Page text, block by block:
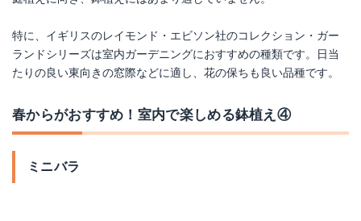
特に、イギリスのレイモンド・エビソン社のコレクション・ガー
ランドシリーズは室内ガーデニングにおすすめの種類です。日当
たりの良い東向きの窓際などに適し、花の保ちも良い品種です。
春からがおすすめ！室内で楽しめる鉢植え④
ミニバラ